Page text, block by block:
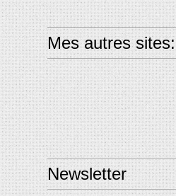
Mes autres sites:
Newsletter